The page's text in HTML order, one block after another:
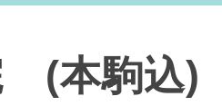
(本駒込)